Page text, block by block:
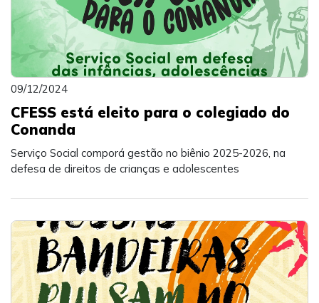
09/12/2024
CFESS está eleito para o colegiado do
Conanda
Serviço Social comporá gestão no biênio 2025-2026, na
defesa de direitos de crianças e adolescentes